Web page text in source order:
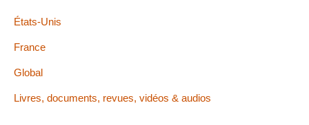
États-Unis
France
Global
Livres, documents, revues, vidéos & audios